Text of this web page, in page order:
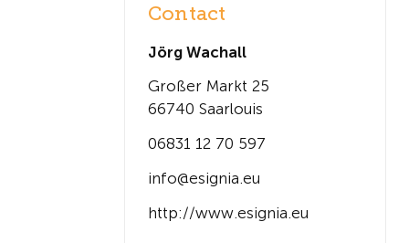
Contact
Jörg Wachall
Großer Markt 25
66740 Saarlouis
06831 12 70 597
info@esignia.eu
http://www.esignia.eu